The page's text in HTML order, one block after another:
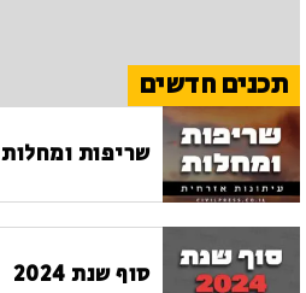
תכנים חדשים
שריפות ומחלות
סוף שנת 2024